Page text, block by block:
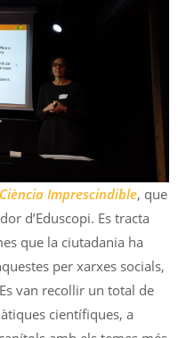
Ciència Imprescindible, que
d’Eduscopi. Es tracta
que la ciutadania ha
per xarxes socials,
van recollir un total de
científiques, a